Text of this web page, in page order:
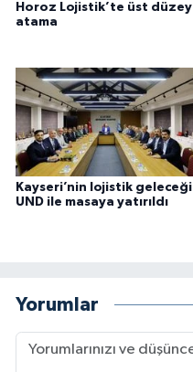
Horoz Lojistik’te üst düzey
atama
Kayseri’nin lojistik geleceği
UND ile masaya yatırıldı
Yorumlar